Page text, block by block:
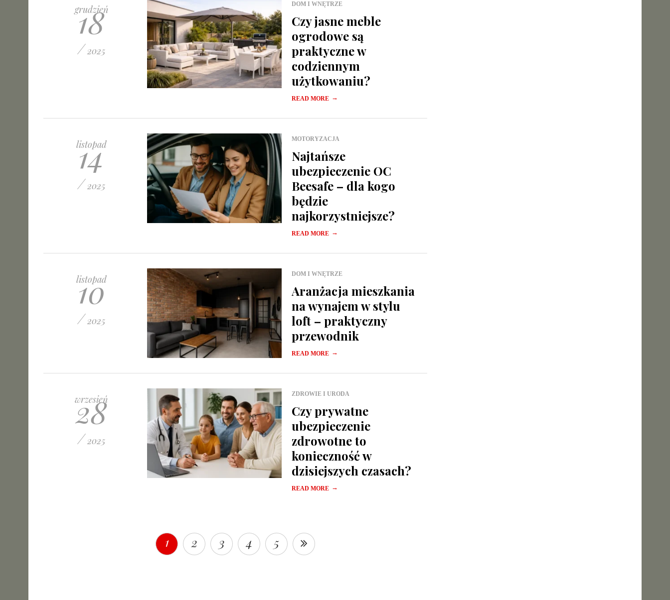
grudzień
18
/ 2025
DOM I WNĘTRZE
Czy jasne meble
ogrodowe są
praktyczne w
codziennym
użytkowaniu?
READ MORE →
listopad
14
/ 2025
MOTORYZACJA
Najtańsze
ubezpieczenie OC
Beesafe – dla kogo
będzie
najkorzystniejsze?
READ MORE →
listopad
10
/ 2025
DOM I WNĘTRZE
Aranżacja mieszkania
na wynajem w stylu
loft – praktyczny
przewodnik
READ MORE →
wrzesień
28
/ 2025
ZDROWIE I URODA
Czy prywatne
ubezpieczenie
zdrowotne to
konieczność w
dzisiejszych czasach?
READ MORE →
1 2 3 4 5